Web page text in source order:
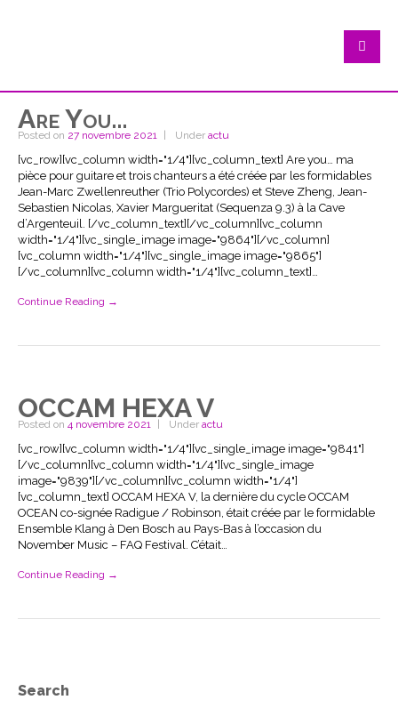
Are You…
Posted on 27 novembre 2021 Under actu
[vc_row][vc_column width="1/4"][vc_column_text] Are you… ma
pièce pour guitare et trois chanteurs a été créée par les formidables
Jean-Marc Zwellenreuther (Trio Polycordes) et Steve Zheng, Jean-
Sebastien Nicolas, Xavier Margueritat (Sequenza 9.3) à la Cave
d’Argenteuil. [/vc_column_text][/vc_column][vc_column
width="1/4"][vc_single_image image="9864"][/vc_column]
[vc_column width="1/4"][vc_single_image image="9865"]
[/vc_column][vc_column width="1/4"][vc_column_text]…
Continue Reading →
OCCAM HEXA V
Posted on 4 novembre 2021 Under actu
[vc_row][vc_column width="1/4"][vc_single_image image="9841"]
[/vc_column][vc_column width="1/4"][vc_single_image
image="9839"][/vc_column][vc_column width="1/4"]
[vc_column_text] OCCAM HEXA V, la dernière du cycle OCCAM
OCEAN co-signée Radigue / Robinson, était créée par le formidable
Ensemble Klang à Den Bosch au Pays-Bas à l’occasion du
November Music – FAQ Festival. C’était…
Continue Reading →
Search